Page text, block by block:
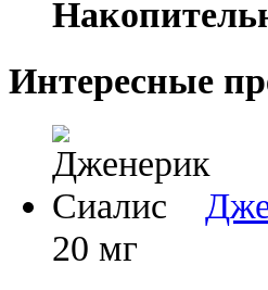
Интересные
20 мг